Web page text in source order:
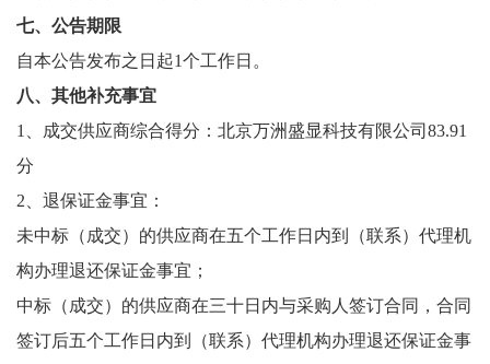
师
资
队
学
科
七、公告期限
自本公告发布之日起1个工作日。
八、其他补充事宜
1、成交供应商综合得分：北京万洲盛显科技有限公司83.91
分
2、退保证金事宜：
未中标（成交）的供应商在五个工作日内到（联系）代理机
构办理退还保证金事宜；
中标（成交）的供应商在三十日内与采购人签订合同，合同
签订后五个工作日内到（联系）代理机构办理退还保证金事